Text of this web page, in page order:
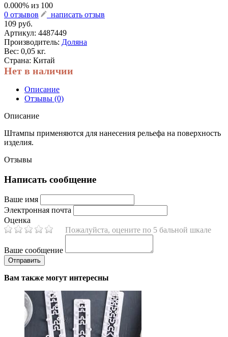
0.000% из 100
0 отзывов
написать отзыв
109 руб.
Артикул: 4487449
Производитель: Доляна
Вес: 0,05 кг.
Страна: Китай
Нет в наличии
Описание
Отзывы (0)
Описание
Штампы применяются для нанесения рельефа на поверхность
изделия.
Отзывы
Написать сообщение
Ваше имя
Электронная почта
Оценка
Пожалуйста, оцените по 5 бальной шкале
Ваше сообщение
Вам также могут интересны